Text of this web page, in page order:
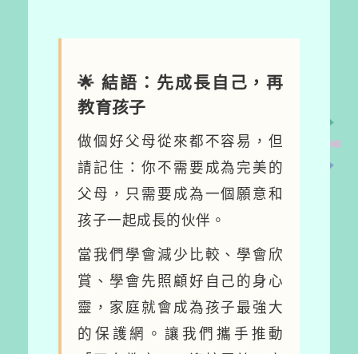
🌟 結語：先成長自己，再
教育孩子
做個好父母從來都不容易，但
請記住：你不需要成為完美的
父母，只需要成為一個願意和
孩子一起成長的伙伴。
當我們學會減少比較、學會欣
賞、學會先照顧好自己的身心
靈，家庭就會成為孩子最強大
的保護網。讓我們攜手推動